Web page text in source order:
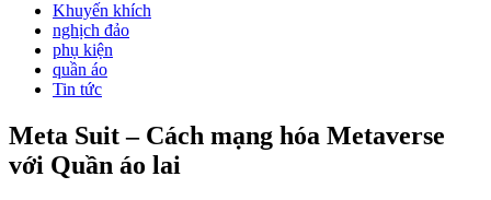
Khuyến khích
nghịch đảo
phụ kiện
quần áo
Tin tức
Meta Suit – Cách mạng hóa Metaverse
với Quần áo lai